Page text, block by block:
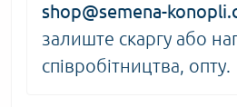
shop@semena-
залиште скаргу або
співробітництва, опту.